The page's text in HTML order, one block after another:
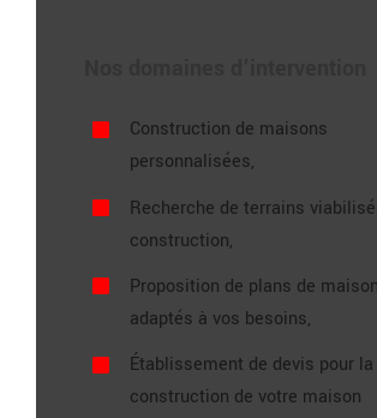
Construction de maisons
personnalisées,
Recherche de terrains
construction,
Proposition de plans de
adaptés à vos besoins,
Établissement de devis pour la
construction de votre maison